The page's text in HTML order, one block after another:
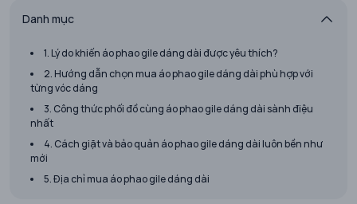
Danh mục
1. Lý do khiến áo phao gile dáng dài được yêu thích?
2. Hướng dẫn chọn mua áo phao gile dáng dài phù hợp với
từng vóc dáng
3. Công thức phối đồ cùng áo phao gile dáng dài sành điệu
nhất
4. Cách giặt và bảo quản áo phao gile dáng dài luôn bền như
mới
5. Địa chỉ mua áo phao gile dáng dài